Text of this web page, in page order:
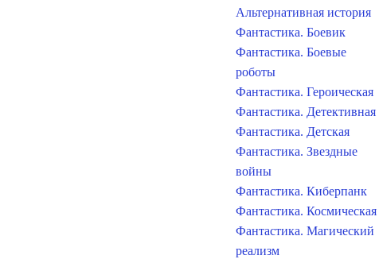
Альтернативная история
Фантастика. Боевик
Фантастика. Боевые
роботы
Фантастика. Героическая
Фантастика. Детективная
Фантастика. Детская
Фантастика. Звездные
войны
Фантастика. Киберпанк
Фантастика. Космическая
Фантастика. Магический
реализм